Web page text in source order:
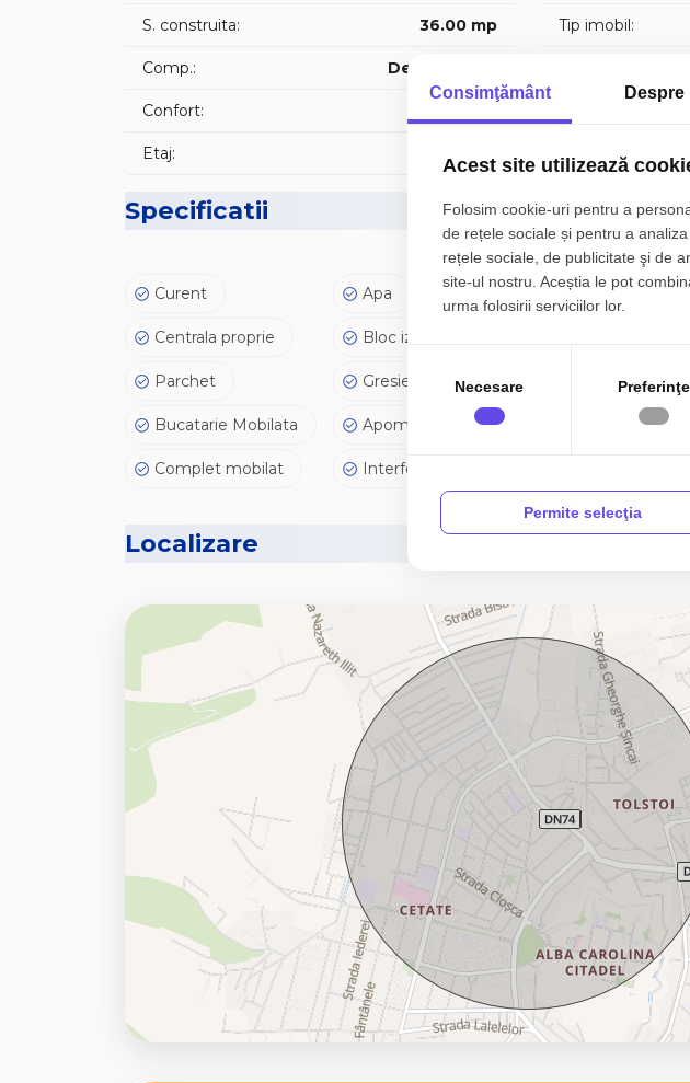
✅Facilitatile si caracteristicile apartamentului:
- acoperis;
- interfon; ...
🌡️Confortul termic este asigurat de: centrala
🤝Recomandam aceasta proprietate clientilor care doresc o garsoniera
📞Pentru detalii si programari vizionare, sunati TAVI: - 0756 // 33 // 44 // 32 -
Oferte actualizate zilnic pe siteul nostru: - 🌐 - www.vanzarialba.ro -
🎁 Zilnic, oferte noi si actualizate pe: 🌐 www.vanzarialba.ro 🏠
😊 Va asteptam la vizionare !
S. construita: 36.00 mp
Comp.: Decomandat
Confort:
Etaj:
Tip imobil:
Specificatii
Curent Apa Canalizare
Centrala proprie Bloc izolat termic
Parchet Gresie Ferestre
Bucatarie Mobilata Apometre Contor caldura
Complet mobilat Interfon
Localizare
Consimţământ Despre
Acest site utilizează
Folosim cookie-uri pentru a
de rețele sociale și pentru a
rețele sociale, de publicitate şi de
site-ul nostru. Aceștia le pot
urma folosirii serviciilor lor.
Necesare Preferinţe
Permite selecţia